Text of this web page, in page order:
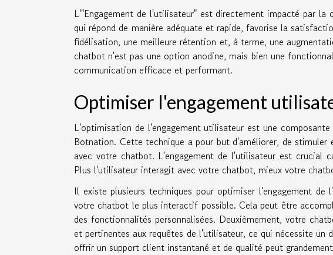
L'"Engagement de l'utilisateur" est directement impacté par
qui répond de manière adéquate et rapide, favorise la
fidélisation, une meilleure rétention et, à terme, une
chatbot n'est pas une option anodine, mais bien une
communication efficace et performant.
Optimiser l'engagement
L'optimisation de l'engagement utilisateur est une
Botnation. Cette technique a pour but d'améliorer, de
avec votre chatbot. L'engagement de l'utilisateur est
Plus l'utilisateur interagit avec votre chatbot, mieux votre
Il existe plusieurs techniques pour optimiser l'engagement
votre chatbot le plus interactif possible. Cela peut être
des fonctionnalités personnalisées. Deuxièmement, votre
et pertinentes aux requêtes de l'utilisateur, ce qui nécessite un
offrir un support client instantané et de qualité peut